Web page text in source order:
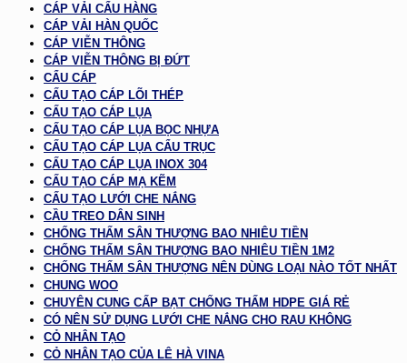
CÁP VẢI CẨU HÀNG
CÁP VẢI HÀN QUỐC
CÁP VIỄN THÔNG
CÁP VIỄN THÔNG BỊ ĐỨT
CẨU CÁP
CẤU TẠO CÁP LÕI THÉP
CẤU TẠO CÁP LỤA
CẤU TẠO CÁP LỤA BỌC NHỰA
CẤU TẠO CÁP LỤA CẨU TRỤC
CẤU TẠO CÁP LỤA INOX 304
CẤU TẠO CÁP MẠ KẼM
CẤU TẠO LƯỚI CHE NẮNG
CẦU TREO DÂN SINH
CHỐNG THẤM SÂN THƯỢNG BAO NHIÊU TIỀN
CHỐNG THẤM SÂN THƯỢNG BAO NHIÊU TIỀN 1M2
CHỐNG THẤM SÂN THƯỢNG NÊN DÙNG LOẠI NÀO TỐT NHẤT
CHUNG WOO
CHUYÊN CUNG CẤP BẠT CHỐNG THẤM HDPE GIÁ RẺ
CÓ NÊN SỬ DỤNG LƯỚI CHE NẮNG CHO RAU KHÔNG
CỎ NHÂN TẠO
CỎ NHÂN TẠO CỦA LÊ HÀ VINA